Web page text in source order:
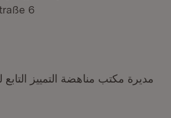
6
مديرة مكتب مناهضة التمييز التابع